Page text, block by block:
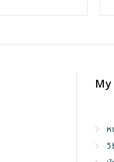
ห
วิ